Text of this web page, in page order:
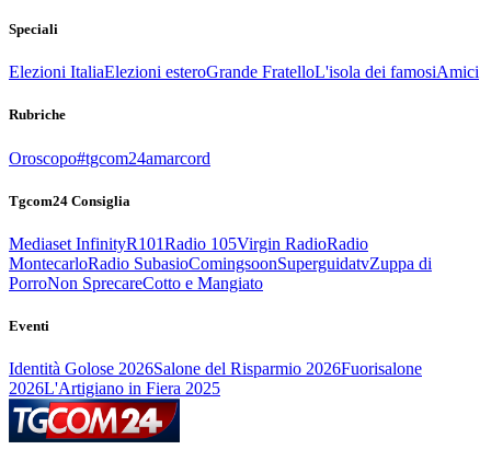
Speciali
Elezioni ItaliaElezioni esteroGrande FratelloL'isola dei famosiAmici
Rubriche
Oroscopo#tgcom24amarcord
Tgcom24 Consiglia
Mediaset InfinityR101Radio 105Virgin RadioRadio
MontecarloRadio SubasioComingsoonSuperguidatvZuppa di
PorroNon SprecareCotto e Mangiato
Eventi
Identità Golose 2026Salone del Risparmio 2026Fuorisalone
2026L'Artigiano in Fiera 2025